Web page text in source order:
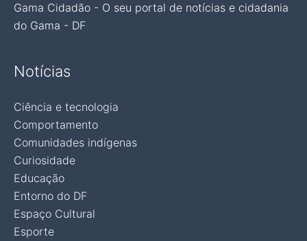
Gama Cidadão - O seu portal de notícias e cidadania
do Gama - DF
Notícias
Ciência e tecnologia
Comportamento
Comunidades indígenas
Curiosidade
Educação
Entorno do DF
Espaço Cultural
Esporte